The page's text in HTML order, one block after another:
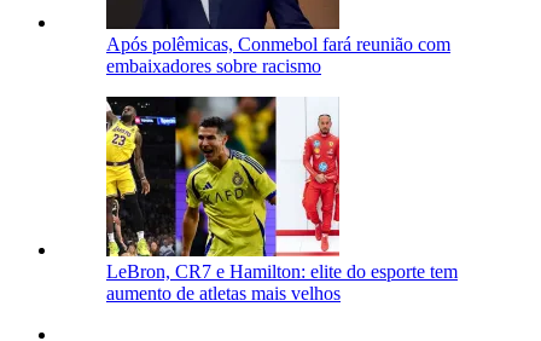
Após polêmicas, Conmebol fará reunião com
embaixadores sobre racismo
LeBron, CR7 e Hamilton: elite do esporte tem
aumento de atletas mais velhos